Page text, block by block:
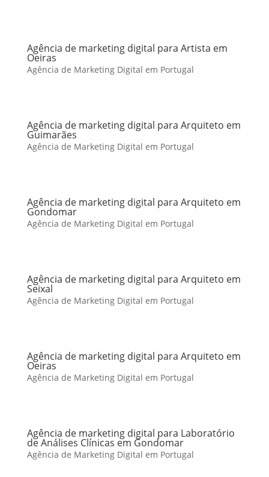
Agência de marketing digital para Artista em
Oeiras
Agência de Marketing Digital em Portugal
Agência de marketing digital para Arquiteto em
Guimarães
Agência de Marketing Digital em Portugal
Agência de marketing digital para Arquiteto em
Gondomar
Agência de Marketing Digital em Portugal
Agência de marketing digital para Arquiteto em
Seixal
Agência de Marketing Digital em Portugal
Agência de marketing digital para Arquiteto em
Oeiras
Agência de Marketing Digital em Portugal
Agência de marketing digital para Laboratório
de Análises Clínicas em Gondomar
Agência de Marketing Digital em Portugal